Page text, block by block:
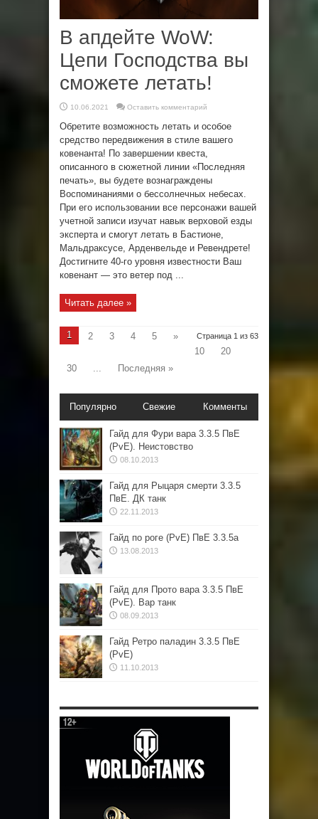
В апдейте WoW:
Цепи Господства вы
сможете летать!
10.06.2021 Оставить комментарий
Обретите возможность летать и особое
средство передвижения в стиле вашего
ковенанта! По завершении квеста,
описанного в сюжетной линии «Последняя
печать», вы будете вознаграждены
Воспоминаниями о бессолнечных небесах.
При его использовании все персонажи вашей
учетной записи изучат навык верховой езды
эксперта и смогут летать в Бастионе,
Мальдраксусе, Арденвельде и Ревендрете!
Достигните 40-го уровня известности Ваш
ковенант — это ветер под ...
Читать далее »
Страница 1 из 63
1 2 3 4 5
»
10
20
30
... Последняя »
Популярно Свежие Комменты
Гайд для Фури вара 3.3.5 ПвЕ
(PvE). Неистовство
08.10.2013
Гайд для Рыцаря смерти 3.3.5
ПвЕ. ДК танк
22.11.2013
Гайд по роге (PvE) ПвЕ 3.3.5а
13.08.2013
Гайд для Прото вара 3.3.5 ПвЕ
(PvE). Вар танк
08.09.2013
Гайд Ретро паладин 3.3.5 ПвЕ
(PvE)
11.10.2013